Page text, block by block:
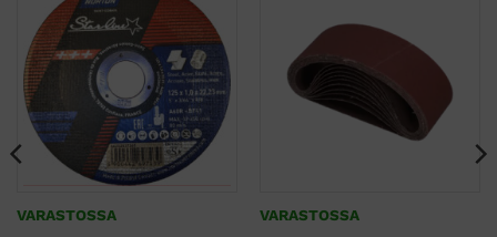
VARASTOSSA VARASTOSSA